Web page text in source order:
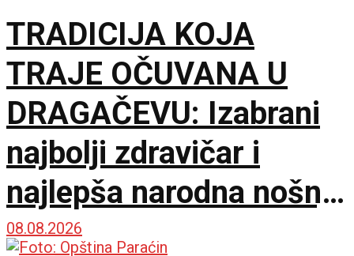
TRADICIJA KOJA
TRAJE OČUVANA U
DRAGAČEVU: Izabrani
najbolji zdravičar i
najlepša narodna nošnja
na 65. Saboru trubača
08.08.2026